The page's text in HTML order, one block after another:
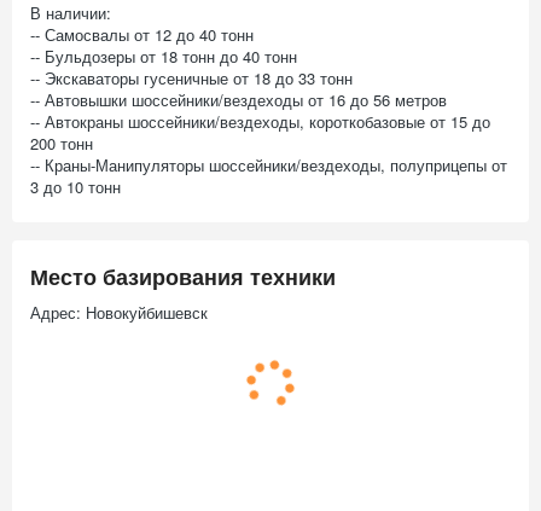
В наличии:
-- Самосвалы от 12 до 40 тонн
-- Бульдозеры от 18 тонн до 40 тонн
-- Экскаваторы гусеничные от 18 до 33 тонн
-- Автовышки шоссейники/вездеходы от 16 до 56 метров
-- Автокраны шоссейники/вездеходы, короткобазовые от 15 до
200 тонн
-- Краны-Манипуляторы шоссейники/вездеходы, полуприцепы от
3 до 10 тонн
Место базирования техники
Адрес: Новокуйбишевск